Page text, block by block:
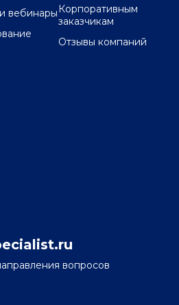
вебинары Корпоративным
заказчикам
Отзывы компаний
вопросов